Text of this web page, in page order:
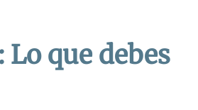
Lo que debes